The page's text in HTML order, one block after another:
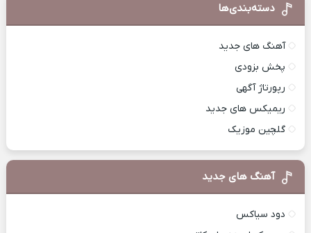
دسته‌بندی‌ها
آهنگ های جدید
پخش بزودی
رپورتاژ آگهی
ریمیکس های جدید
گلچین موزیک
آهنگ های جدید
دود سیاکس